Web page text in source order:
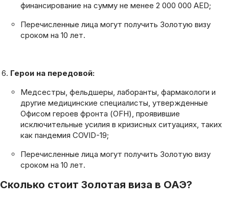
финансирование на сумму не менее 2 000 000 AED;
Перечисленные лица могут получить Золотую визу
сроком на 10 лет.
Герои на передовой:
Медсестры, фельдшеры, лаборанты, фармакологи и
другие медицинские специалисты, утвержденные
Офисом героев фронта (OFH), проявившие
исключительные усилия в кризисных ситуациях, таких
как пандемия COVID-19;
Перечисленные лица могут получить Золотую визу
сроком на 10 лет.
Сколько стоит Золотая виза в ОАЭ?